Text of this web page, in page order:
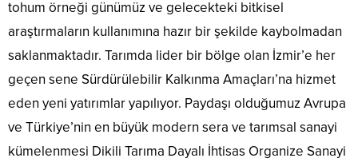
tohum örneği günümüz ve gelecekteki bitkisel
araştırmaların kullanımına hazır bir şekilde kaybolmadan
saklanmaktadır. Tarımda lider bir bölge olan İzmir’e her
geçen sene Sürdürülebilir Kalkınma Amaçları’na hizmet
eden yeni yatırımlar yapılıyor. Paydaşı olduğumuz Avrupa
ve Türkiye’nin en büyük modern sera ve tarımsal sanayi
kümelenmesi Dikili Tarıma Dayalı İhtisas Organize Sanayi